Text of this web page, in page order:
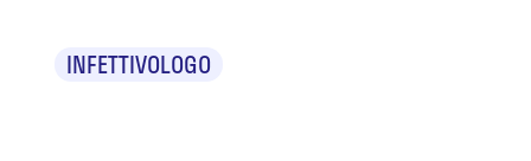
INFETTIVOLOGO